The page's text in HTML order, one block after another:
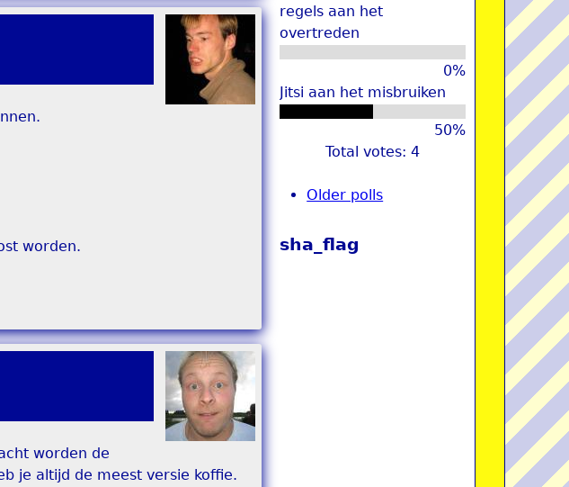
worden.
worden de
je altijd de meest versie koffie.
regels aan het
overtreden
0%
Jitsi aan het misbruiken
50%
Total votes: 4
Older polls
sha_flag